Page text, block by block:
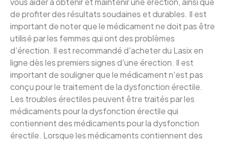
de profiter des résultats soudaines et durables. Il est
important de noter que le médicament ne doit pas être
utilisé par les femmes qui ont des problèmes
d'érection. Il est recommandé d'acheter du Lasix en
ligne dès les premiers signes d'une érection. Il est
important de souligner que le médicament n'est pas
conçu pour le traitement de la dysfonction érectile.
Les troubles érectiles peuvent être traités par les
médicaments pour la dysfonction érectile qui
contiennent des médicaments pour la dysfonction
érectile. Lorsque les médicaments contiennent des